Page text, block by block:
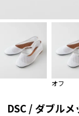
オフ
DSC / ダブル